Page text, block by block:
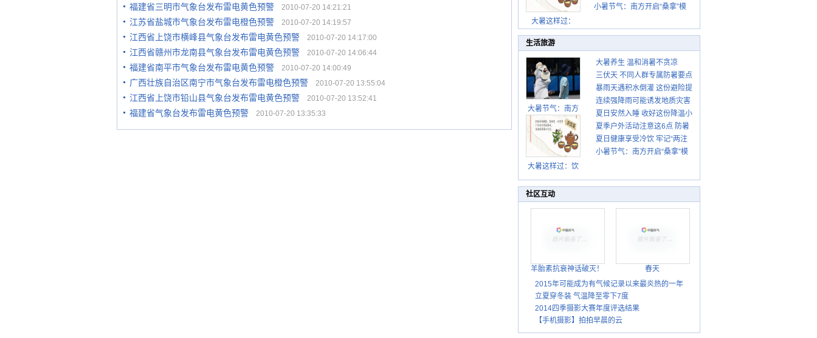
福建省三明市气象台发布雷电黄色预警 2010-07-20 14:21:21
江苏省盐城市气象台发布雷电橙色预警 2010-07-20 14:19:57
江西省上饶市横峰县气象台发布雷电黄色预警 2010-07-20 14:17:00
江西省赣州市龙南县气象台发布雷电黄色预警 2010-07-20 14:06:44
福建省南平市气象台发布雷电黄色预警 2010-07-20 14:00:49
广西壮族自治区南宁市气象台发布雷电橙色预警 2010-07-20 13:55:04
江西省上饶市铅山县气象台发布雷电黄色预警 2010-07-20 13:52:41
福建省气象台发布雷电黄色预警 2010-07-20 13:35:33
大暑这样过：
一控制”
小暑节气：南方开启“桑拿”模
生活旅游
大暑节气：南方
暑热盛行防伏旱
北方雨季陆续开
启
大暑这样过：饮
湿热保健康
大暑养生 温和消暑不贪凉
三伏天 不同人群专属防暑要点
请收好
暴雨天遇积水倒灌 这份避险提
示请收好
连续强降雨可能诱发地质灾害
这些前兆要知道
夏日安然入睡 收好这份降温小
贴士
夏季户外活动注意这6点 防暑
健身两不误
夏日健康享受冷饮 牢记“两注
意一控制”
小暑节气：南方开启“桑拿”模
社区互动
羊胎素抗衰神话破灭！
春天
2015年可能成为有气候记录以来最炎热的一年
立夏穿冬装 气温降至零下7度
2014四季摄影大赛年度评选结果
【手机摄影】拍拍早晨的云